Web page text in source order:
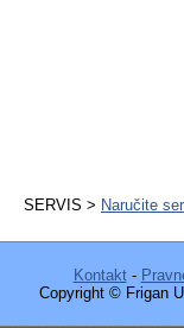
SERVIS > Naručite
Kontakt-
Copyright © Frigan